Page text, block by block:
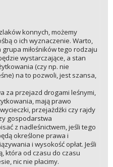
konnych, możemy
o ich wyznaczenie. Warto,
miłośników tego rodzaju
wystarczające, a stan
(czy np. nie
na to pozwoli, jest szansa,
za przejazd drogami leśnymi,
mają prawo
przejażdżki czy rajdy
gospodarstwa
z nadleśnictwem, jeśli tego
określone prawa i
i wysokość opłat. Jeśli
która od czasu do czasu
nic nie płacimy.